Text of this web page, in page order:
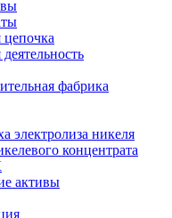
цепочка
фабрика
электролиза никеля
концентрата
активы